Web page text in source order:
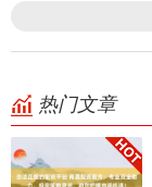
热门文章